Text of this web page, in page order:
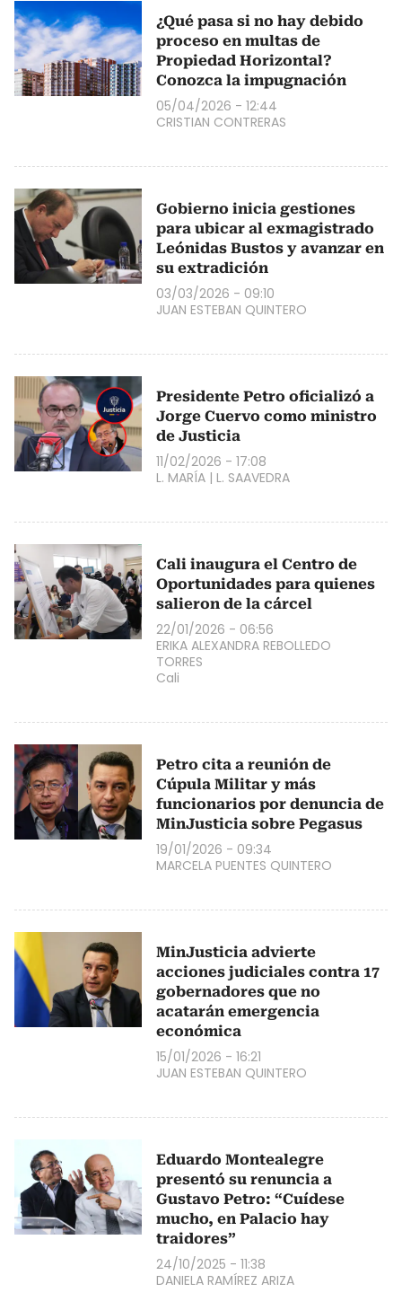
¿Qué pasa si no hay debido
proceso en multas de
Propiedad Horizontal?
Conozca la impugnación
05/04/2026 - 12:44
CRISTIAN CONTRERAS
Gobierno inicia gestiones
para ubicar al exmagistrado
Leónidas Bustos y avanzar en
su extradición
03/03/2026 - 09:10
JUAN ESTEBAN QUINTERO
Presidente Petro oficializó a
Jorge Cuervo como ministro
de Justicia
11/02/2026 - 17:08
L. MARÍA | L. SAAVEDRA
Cali inaugura el Centro de
Oportunidades para quienes
salieron de la cárcel
22/01/2026 - 06:56
ERIKA ALEXANDRA REBOLLEDO
TORRES
Cali
Petro cita a reunión de
Cúpula Militar y más
funcionarios por denuncia de
MinJusticia sobre Pegasus
19/01/2026 - 09:34
MARCELA PUENTES QUINTERO
MinJusticia advierte
acciones judiciales contra 17
gobernadores que no
acatarán emergencia
económica
15/01/2026 - 16:21
JUAN ESTEBAN QUINTERO
Eduardo Montealegre
presentó su renuncia a
Gustavo Petro: “Cuídese
mucho, en Palacio hay
traidores”
24/10/2025 - 11:38
DANIELA RAMÍREZ ARIZA